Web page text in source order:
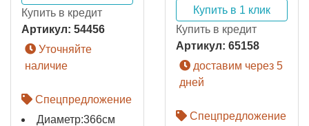
Купить в кредит
Артикул: 54456
Уточняйте
наличие
Спецпредложение
Диаметр:366см
Купить в 1 клик
Купить в кредит
Артикул: 65158
доставим через 5
дней
Спецпредложение